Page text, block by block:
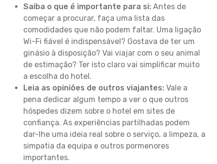
Saiba o que é importante para si: Antes de
começar a procurar, faça uma lista das
comodidades que não podem faltar. Uma ligação
Wi-Fi fiável é indispensável? Gostava de ter um
ginásio à disposição? Vai viajar com o seu animal
de estimação? Ter isto claro vai simplificar muito
a escolha do hotel.
Leia as opiniões de outros viajantes: Vale a
pena dedicar algum tempo a ver o que outros
hóspedes dizem sobre o hotel em sites de
confiança. As experiências partilhadas podem
dar-lhe uma ideia real sobre o serviço, a limpeza, a
simpatia da equipa e outros pormenores
importantes.